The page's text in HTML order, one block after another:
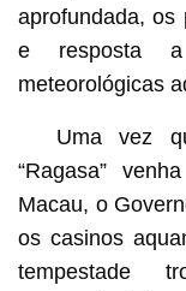
aprofundada, os
e resposta a
meteorológicas
Uma vez
“Ragasa”
Macau, o
os casinos
tempestade